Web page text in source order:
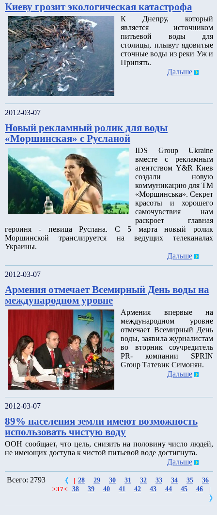
Киеву грозит экологическая катастрофа
К Днепру, который
является источником
питьевой воды для
столицы, плывут ядовитые
сточные воды из реки Уж и
Припять.
Дальше
2012-03-07
Новый рекламный ролик для воды
«Моршинская» с Русланой
IDS Group Ukraine
вместе с рекламным
агентством Y&R Киев
создали новую
коммуникацию для ТМ
«Моршинська». Секрет
красоты и хорошего
самочувствия нам
раскроет главная
героиня - певица Руслана. C 5 марта новый ролик
Моршинской транслируется на ведущих телеканалах
Украины.
Дальше
2012-03-07
Армения отмечает Всемирный День воды на
международном уровне
Армения впервые на
международном уровне
отмечает Всемирный День
воды, заявила журналистам
во вторник соучредитель
PR- компании SPRIN
Group Татевик Симонян.
Дальше
2012-03-07
89% населения земли имеют возможность
использовать чистую воду
ООН сообщает, что цель, снизить на половину число людей,
не имеющих доступа к чистой питьевой воде достигнута.
Дальше
Всего: 2793 28 29 30 31 32 33 34 35 36
>37< 38 39 40 41 42 43 44 45 46